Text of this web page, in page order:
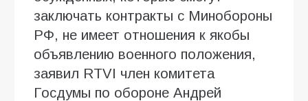
заключать контракты с Минобороны
РФ, не имеет отношения к якобы
объявлению военного положения,
заявил RTVI член комитета
Госдумы по обороне Андрей